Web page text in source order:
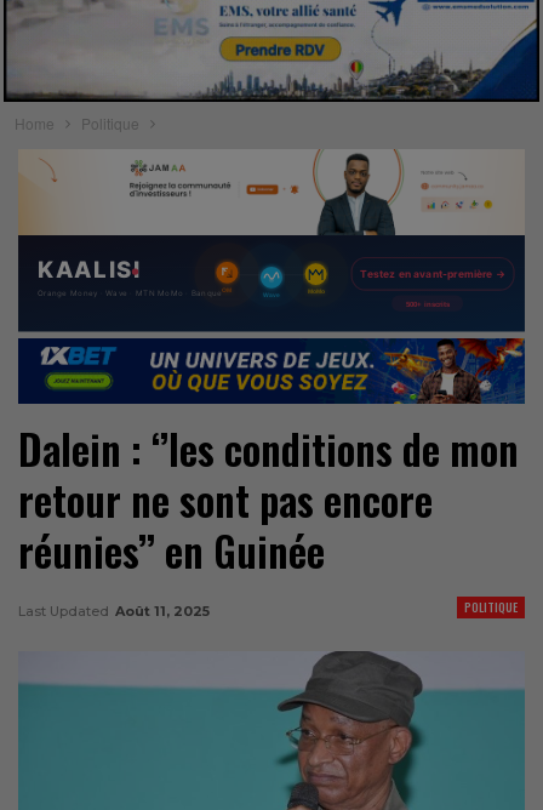
Home Politique
Dalein : ‘’les conditions de mon
retour ne sont pas encore
réunies’’ en Guinée
POLITIQUE
Last Updated Août 11, 2025